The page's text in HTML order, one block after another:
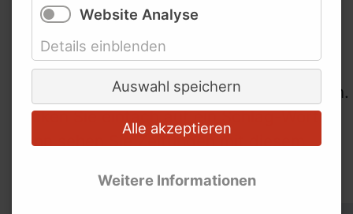
Man kann auch Such-Worte dazu sagen.
Damit können Sie in den Zeitungen Suchen.
Klicken Sie einfach auf ein Schlag-Wort.
Dann sehen Sie Zeitungen mit diesem
Website Analyse
Details einblenden
Auswahl speichern
Alle akzeptieren
Weitere Informationen